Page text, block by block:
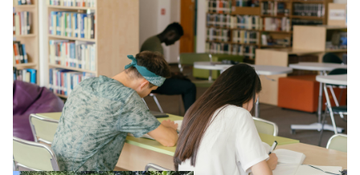
Supérieur privé : une dérive qui met à mal la
promesse républicaine
11 juillet 2026-
Le projet de loi sur la régulation de l’enseignement
supérieur privé met en lumière l’amplification d’un système
qui relègue l’acte pédagogique au superfétatoire, voire à…
Lire la suite →